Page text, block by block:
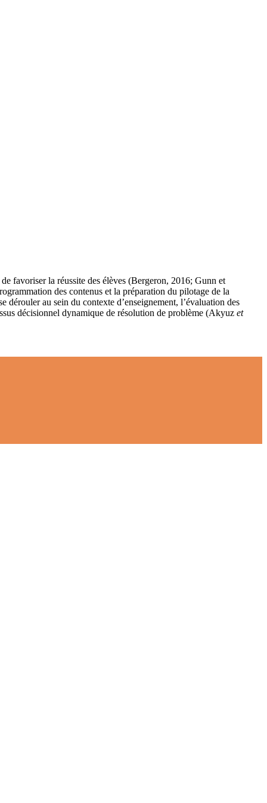
favoriser la réussite des élèves (Bergeron, 2016; Gunn et
des contenus et la préparation du pilotage de la
au sein du contexte d’enseignement, l’évaluation des
décisionnel dynamique de résolution de problème (Akyuz et